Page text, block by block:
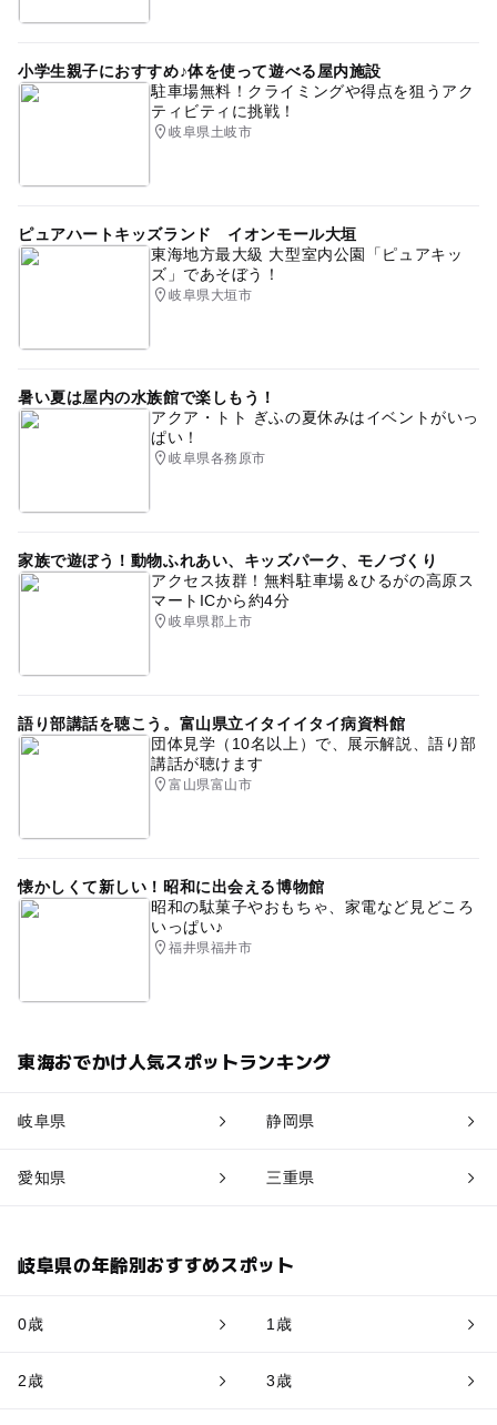
小学生親子におすすめ♪体を使って遊べる屋内施設
駐車場無料！クライミングや得点を狙うアク
ティビティに挑戦！
岐阜県土岐市
ピュアハートキッズランド イオンモール大垣
東海地方最大級 大型室内公園「ピュアキッ
ズ」であそぼう！
岐阜県大垣市
暑い夏は屋内の水族館で楽しもう！
アクア・トト ぎふの夏休みはイベントがいっ
ぱい！
岐阜県各務原市
家族で遊ぼう！動物ふれあい、キッズパーク、モノづくり
アクセス抜群！無料駐車場＆ひるがの高原ス
マートICから約4分
岐阜県郡上市
語り部講話を聴こう。富山県立イタイイタイ病資料館
団体見学（10名以上）で、展示解説、語り部
講話が聴けます
富山県富山市
懐かしくて新しい！昭和に出会える博物館
昭和の駄菓子やおもちゃ、家電など見どころ
いっぱい♪
福井県福井市
東海おでかけ人気スポットランキング
岐阜県 静岡県
愛知県 三重県
岐阜県の年齢別おすすめスポット
0歳 1歳
2歳 3歳